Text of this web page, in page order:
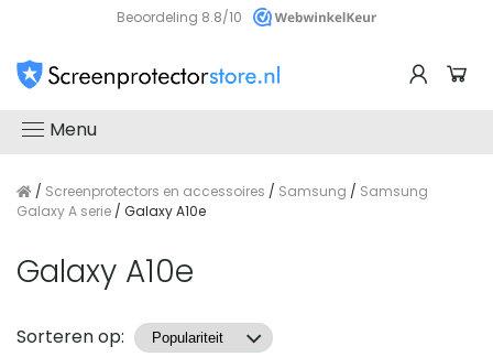
Beoordeling 8.8/10
Menu
/ Screenprotectors en accessoires / Samsung / Samsung
Galaxy A serie / Galaxy A10e
Galaxy A10e
Producten
Sorteren op: